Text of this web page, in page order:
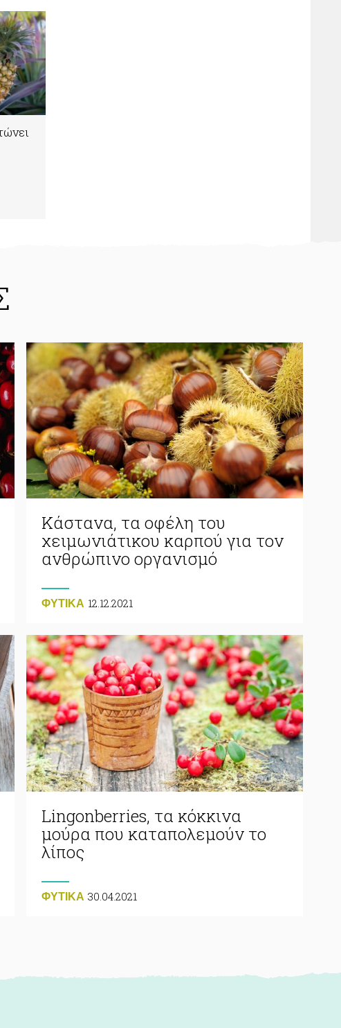
Κάστανα, τα οφέλη του
χειμωνιάτικου καρπού για τον
ανθρώπινο οργανισμό
ΦΥΤΙΚA 12.12.2021
Lingonberries, τα κόκκινα
μούρα που καταπολεμούν το
λίπος
ΦΥΤΙΚA 30.04.2021